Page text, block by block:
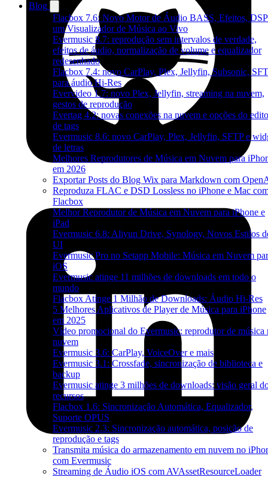
Blog
Flacbox 7.6: Novo Motor de Áudio BASS, Efeitos,
um Visualizador de Música ao Vivo
Evermusic 8.7: reprodução sem intervalos de verdade,
efeitos de áudio, normalização de volume e equalizador
redesenhado
Flacbox 7.4: novo CarPlay, Plex, Jellyfin, Subsonic,
para áudio Hi-Res
Evervideo 1.7: novo Plex, Jellyfin, streaming na nuvem,
gestos de reprodução
Evertag 4.2: novas conexões na nuvem e opções do
de tags
Evermusic 8.6: novo CarPlay, Plex, Jellyfin, SFTP e
de letras
Melhores Reprodutores de Música em Nuvem para
em 2026
Exportar Posts do Blog Wix para Markdown com
Reproduza FLAC e DSD Lossless no iPhone e Mac
Flacbox
Melhor Reprodutor de Música em Nuvem para iPhone e
iPad
Evermusic 6.8: Aliyun Drive, Synology, Novos Estilos
UI
Evermusic Pro no Setapp Mobile: Música em Nuvem
iOS
Evermusic atinge 11 milhões de downloads em todo o
mundo
Flacbox Atinge 1 Milhão de Downloads: Áudio Hi-Res
5 Melhores Aplicativos de Player de Música para iPhone
em 2025
Vídeo promocional do Evermusic: reprodutor de música
nuvem
Evermusic 3.6: CarPlay, VoiceOver e mais
Evermusic 3.1: Crossfade, sincronização de biblioteca e
backup
Evermusic atinge 3 milhões de downloads: visão geral
recursos
Flacbox 1.6: Sincronização Automática, Equalizador,
Suporte OPUS
Evermusic 2.3: Sincronização automática, posição de
reprodução e tags
Transmita música do armazenamento em nuvem no
com Evermusic
Streaming de Áudio iOS com AVAssetResourceLoader